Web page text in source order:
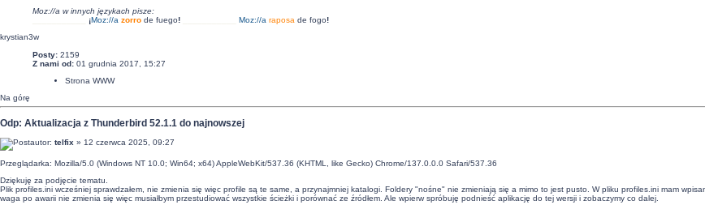
Moz://a w innych językach pisze:
¡Moz://a zorro de fuego! Moz://a raposa de fogo!
krystian3w
Posty: 2159
Z nami od: 01 grudnia 2017, 15:27
Strona WWW
Na górę
Odp: Aktualizacja z Thunderbird 52.1.1 do najnowszej
autor: telfix » 12 czerwca 2025, 09:27
Przeglądarka: Mozilla/5.0 (Windows NT 10.0; Win64; x64) AppleWebKit/537.36 (KHTML, like Gecko) Chrome/137.0.0.0 Safari/537.36
Dziękuję za podjęcie tematu.
Plik profiles.ini wcześniej sprawdzałem, nie zmienia się więc profile są te same, a przynajmniej katalogi. Foldery "nośne" nie zmieniają się a mimo to jest pusto. W pliku profiles.ini mam
waga po awarii nie zmienia się więc musiałbym przestudiować wszystkie ścieżki i porównać ze źródłem. Ale wpierw spróbuję podnieść aplikację do tej wersji i zobaczymy co dalej.